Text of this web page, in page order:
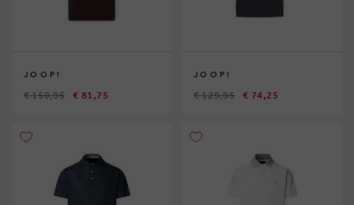
JOOP!
€ 159,95 € 81,75
JOOP!
€ 129,95 € 74,25